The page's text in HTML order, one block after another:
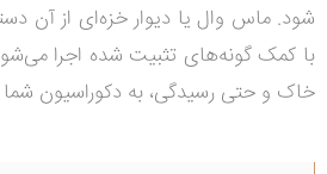
شود. ماس وال یا دیوار خزه‌ای از آن
با کمک گونه‌های تثبیت شده اجرا
خاک و حتی رسیدگی، به دکوراسیون شما